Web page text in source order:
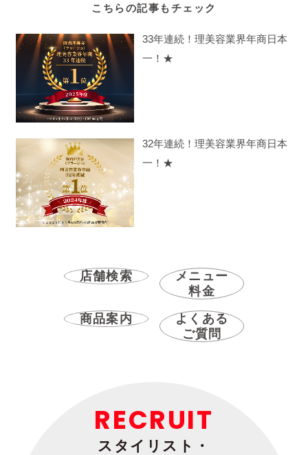
こちらの記事もチェック
33年連続！理美容業界年商日本
一！★
32年連続！理美容業界年商日本
一！★
店舗検索
メニュー
料金
商品案内
よくある
ご質問
RECRUIT
スタイリスト・